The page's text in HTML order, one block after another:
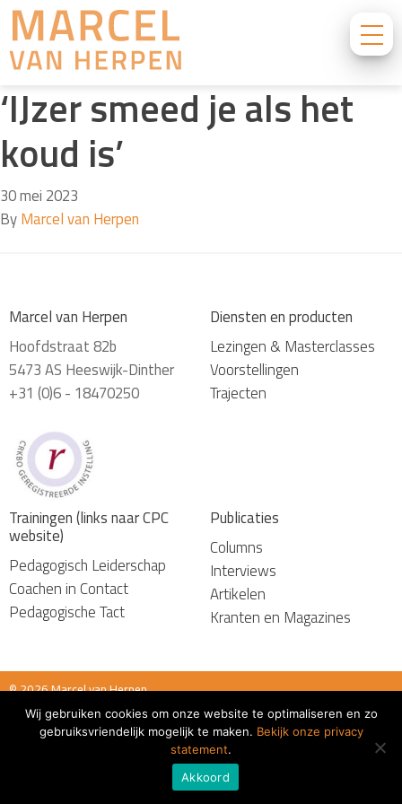
‘IJzer smeed je als het
koud is’
30 mei 2023
ByMarcel van Herpen
Marcel van Herpen
Hoofdstraat 82b
5473 AS Heeswijk-Dinther
+31 (0)6 - 18470250
Diensten en producten
Lezingen & Masterclasses
Voorstellingen
Trajecten
Trainingen (links naar CPC
website)
Pedagogisch Leiderschap
Coachen in Contact
Pedagogische Tact
Publicaties
Columns
Interviews
Artikelen
Kranten en Magazines
© 2026 Marcel van Herpen
Algemene voorwaarden
Wij gebruiken cookies om onze website te optimaliseren en zo
gebruiksvriendelijk mogelijk te maken. Bekijk onze privacy
statement.
Akkoord